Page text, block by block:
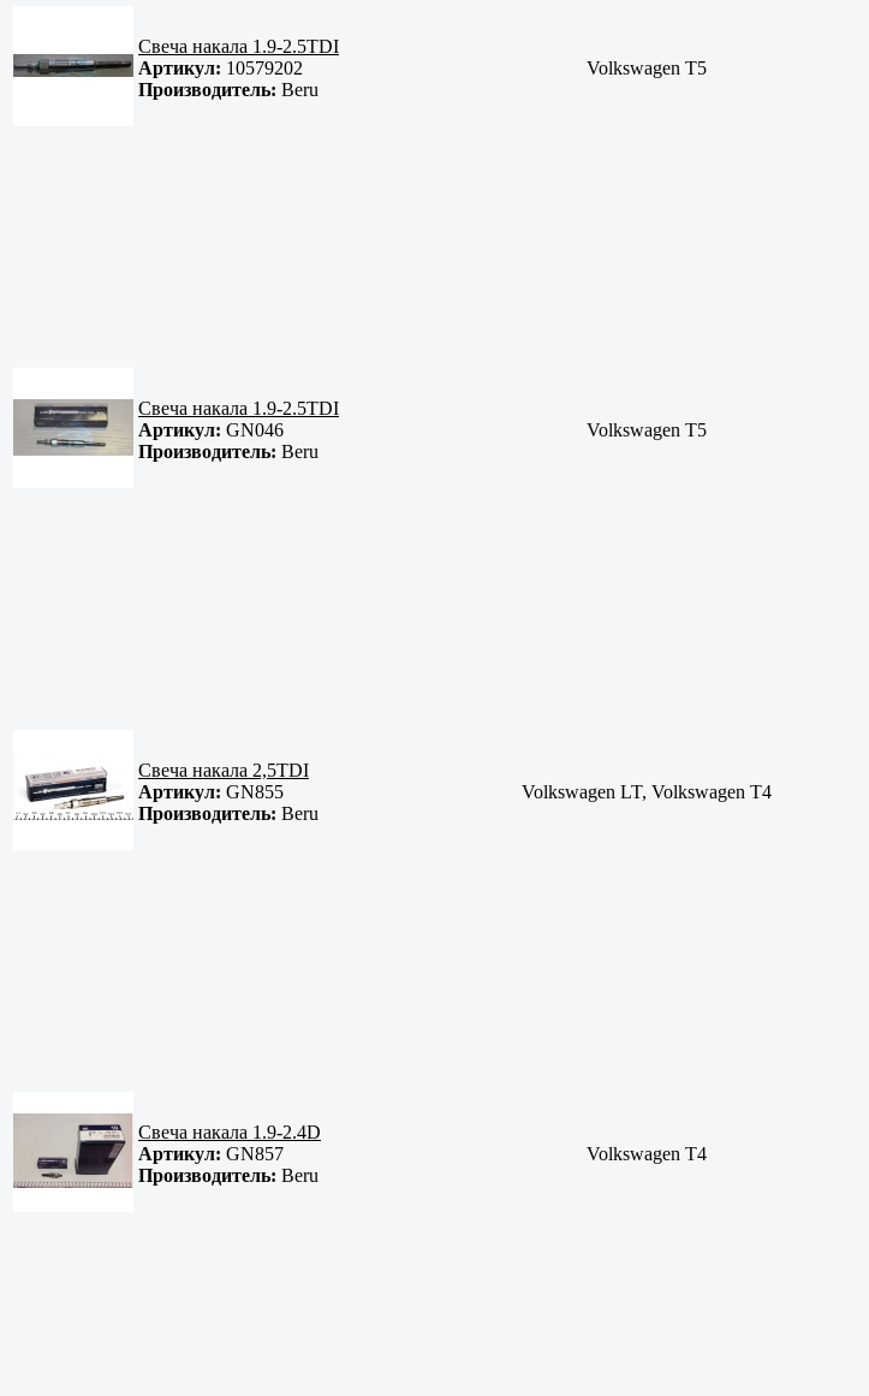
Свеча накала 1.9-2.5TDI
Артикул: 10579202
Производитель: Beru
Volkswagen T5
Свеча накала 1.9-2.5TDI
Артикул: GN046
Производитель: Beru
Volkswagen T5
Свеча накала 2,5TDI
Артикул: GN855
Производитель: Beru
Volkswagen LT, Volkswagen T4
Свеча накала 1.9-2.4D
Артикул: GN857
Производитель: Beru
Volkswagen T4